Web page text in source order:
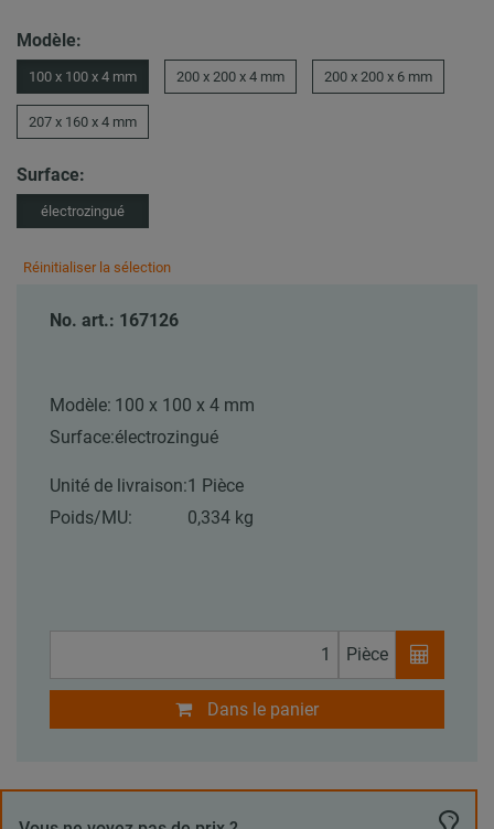
Modèle:
100 x 100 x 4 mm 200 x 200 x 4 mm 200 x 200 x 6 mm
207 x 160 x 4 mm
Surface:
électrozingué
Réinitialiser la sélection
No. art.: 167126
Modèle: 100 x 100 x 4 mm
Surface:électrozingué
Unité de livraison:1 Pièce
Poids/MU:
0,334 kg
Pièce
Dans le panier